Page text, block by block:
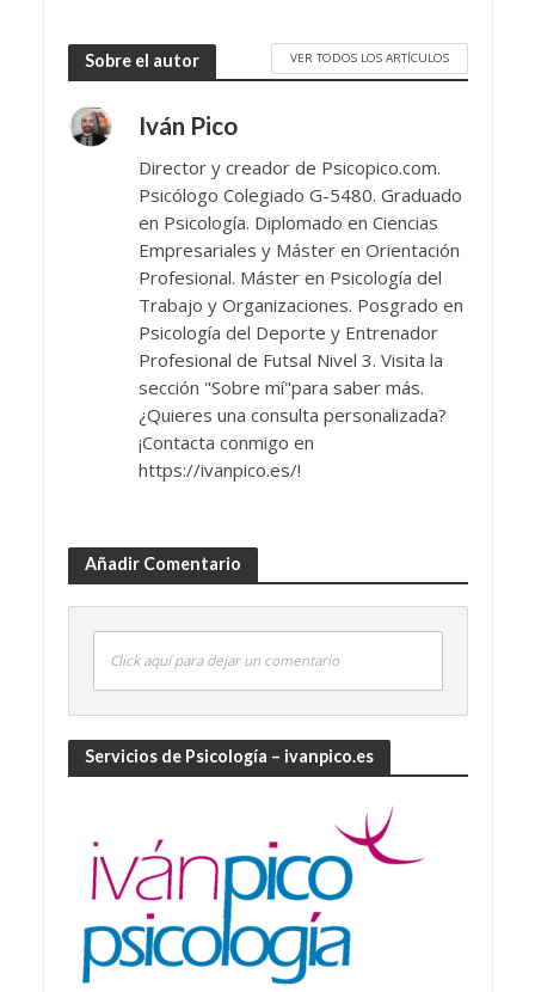
Sobre el autor VER TODOS LOS ARTÍCULOS
Iván Pico
Director y creador de Psicopico.com.
Psicólogo Colegiado G-5480. Graduado
en Psicología. Diplomado en Ciencias
Empresariales y Máster en Orientación
Profesional. Máster en Psicología del
Trabajo y Organizaciones. Posgrado en
Psicología del Deporte y Entrenador
Profesional de Futsal Nivel 3. Visita la
sección "Sobre mí"para saber más.
¿Quieres una consulta personalizada?
¡Contacta conmigo en
https://ivanpico.es/!
Añadir Comentario
Click aquí para dejar un comentario
Servicios de Psicología – ivanpico.es